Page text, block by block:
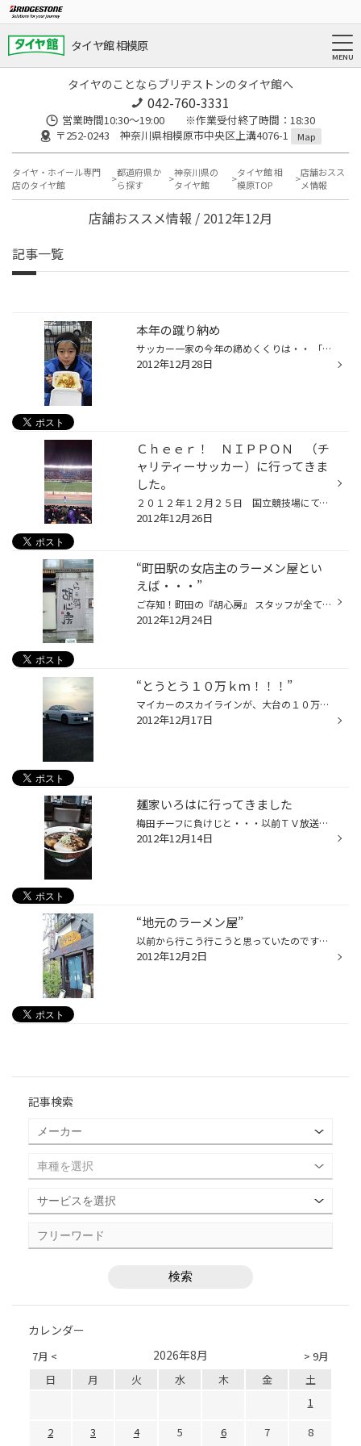
タイヤ館 相模原
タイヤのことならブリヂストンのタイヤ館へ
042-760-3331
営業時間10:30～19:00 ※作業受付終了時間：18:30
〒252-0243 神奈川県相模原市中央区上溝4076-1
Map
タイヤ・ホイール専門
店のタイヤ館
都道府県か
ら探す
神奈川県の
タイヤ館
タイヤ館 相
模原TOP
店舗おスス
メ情報
店舗おススメ情報 / 2012年12月
記事一覧
本年の蹴り納め
サッカー一家の今年の締めくくりは・・ 「Ｖｉｄａスポーツいさま」さん主催のフットサルイベントを、大和市鶴間にあるマリノスＦＰ大和で行われるために、親子で参加しました。 家族でチームがバラバラになり、初顔合わせの子や、Ｖｉｄaのジュニアユースの選手たちとの混成チームを１２チームで３...
2012年12月28日
Ｃｈｅｅｒ！ ＮＩＰＰＯＮ （チ
ャリティーサッカー）に行ってきま
した。
２０１２年１２月２５日 国立競技場にて、東日本大震災のチャリティー・マッチが行われました。 前半は、澤選手率いる「ＳＡＷＡ Ｆｒｉｅｎｄｓ］ＶＳ「ヤングなでしこ」 後半は、なでしこ選抜ＶＳ男子の元日本代表 １２月は、おかげさまで仕事も忙しいため、家族サービスも全く出来なかったので...
2012年12月26日
“町田駅の女店主のラーメン屋とい
えば・・・”
ご存知！町田の『胡心房』 スタッフが全て女性なので気配り・心配りが行き届いていて とても良かったです＼(^o^)／ 見習わなければ・・・^_^; 気になるお味は・・・ 味もやはり女性が作ってる事もあってかなりヘルシーですね でも魚介系のスープがベースなのでスープまで味わえる一杯だと 思います...
2012年12月24日
“とうとう１０万ｋｍ！！！”
マイカーのスカイラインが、大台の１０万ｋｍに到達しました！ 年式的には“まだ”１０万ｋｍという感じかと思いますが・・・^_^; という事で お決まりの写メを撮りました！(^o^)丿 ちょっと見づらいと思いますが99999ｋｍと100000ｋｍです。 車検もブレーキ周りもリフレッシュしたのであと最低でも５...
2012年12月17日
麺家いろはに行ってきました
梅田チーフに負けじと・・・以前ＴＶ放送された「富山ブラック」を食べてきました。 濃厚なこくと繊細な麺ののど越し・・ 混むと嫌なので、開店ダッシュしました。
2012年12月14日
“地元のラーメン屋”
以前から行こう行こうと思っていたのですが 地元という事も有りなかなか行けなかった 一軒です！ 情報誌にも、たびｘ２載っているお店で オススメは、やっぱり醤油ラーメンですね・・・(^^ゞ チャーシューもさっぱり系で昔ならではの一杯です。 他にも味噌・塩味があり次回は味噌ラーメンに挑戦しよ...
2012年12月2日
記事検索
カレンダー
7月 < > 9月
2026年8月
日 月 火 水 木 金
土
1
2
3 4 5 6 7 8